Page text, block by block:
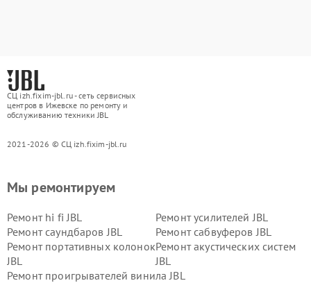
СЦ izh.fixim-jbl.ru - сеть сервисных
центров в Ижевске по ремонту и
обслуживанию техники JBL
2021-2026 © СЦ izh.fixim-jbl.ru
Мы ремонтируем
Ремонт hi fi JBL
Ремонт усилителей JBL
Ремонт саундбаров JBL
Ремонт сабвуферов JBL
Ремонт портативных колонок
JBL
Ремонт акустических систем
JBL
Ремонт проигрывателей винила JBL